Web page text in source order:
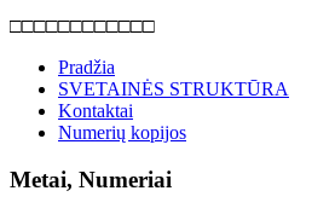
□□□□□□□□□□□□
Pradžia
SVETAINĖS STRUKTŪRA
Kontaktai
Numerių kopijos
Metai, Numeriai